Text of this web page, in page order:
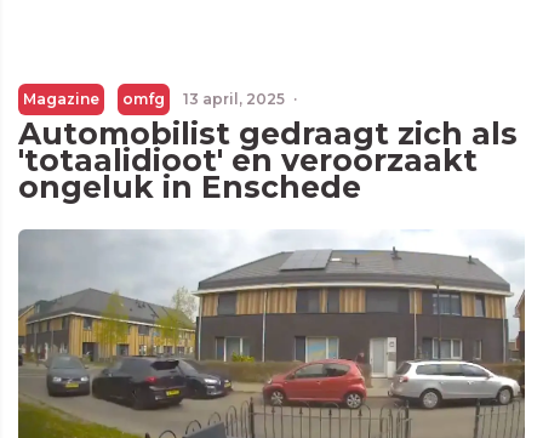
Magazine omfg 13 april, 2025 ·
Automobilist gedraagt zich als
'totaalidioot' en veroorzaakt
ongeluk in Enschede